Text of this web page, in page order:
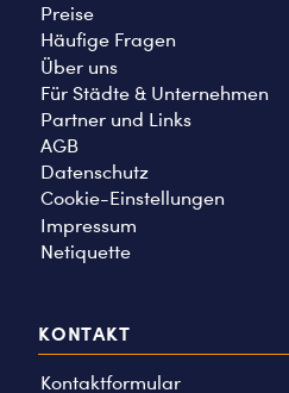
Preise
Häufige Fragen
Über uns
Für Städte & Unternehmen
Partner und Links
AGB
Datenschutz
Cookie-Einstellungen
Impressum
Netiquette
KONTAKT
Kontaktformular